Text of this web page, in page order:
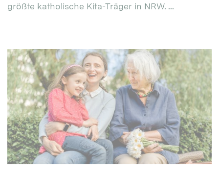
größte katholische Kita-Träger in NRW. ...